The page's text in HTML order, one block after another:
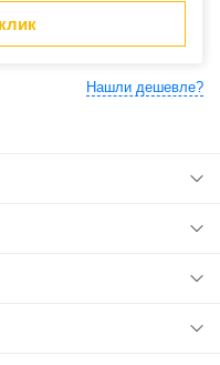
Нашли дешевле?